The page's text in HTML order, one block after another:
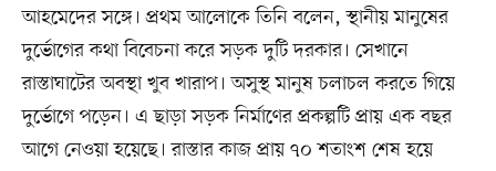
আহমেদের সঙ্গে। প্রথম আলোকে তিনি বলেন, স্থানীয় মানুষের
দুর্ভোগের কথা বিবেচনা করে সড়ক দুটি দরকার। সেখানে
রাস্তাঘাটের অবস্থা খুব খারাপ। অসুস্থ মানুষ চলাচল করতে গিয়ে
দুর্ভোগে পড়েন। এ ছাড়া সড়ক নির্মাণের প্রকল্পটি প্রায় এক বছর
আগে নেওয়া হয়েছে। রাস্তার কাজ প্রায় ৭০ শতাংশ শেষ হয়ে